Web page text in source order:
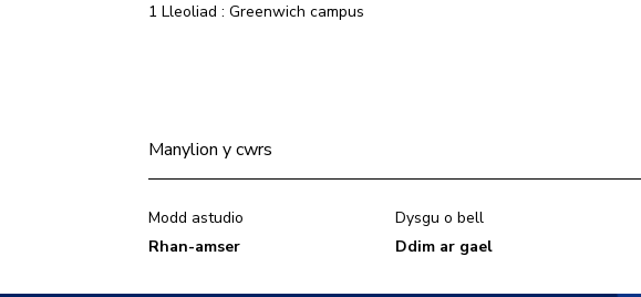
1 Lleoliad : Greenwich campus
Manylion y cwrs
Modd astudio
Rhan-amser
Dysgu o bell
Ddim ar gael